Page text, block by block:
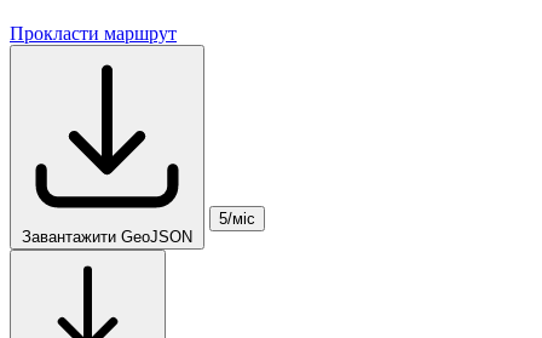
Прокласти маршрут
Завантажити GeoJSON
5/міс